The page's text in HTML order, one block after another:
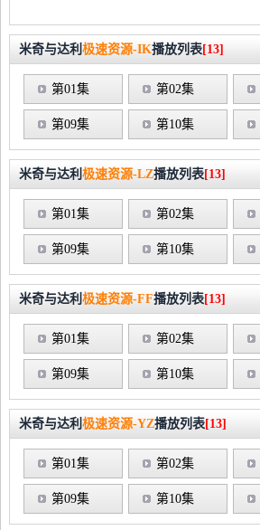
米奇与达利 极速资源-IK播放列表[13]
第01集 第02集
第09集 第10集
米奇与达利 极速资源-LZ播放列表[13]
第01集 第02集
第09集 第10集
米奇与达利 极速资源-FF播放列表[13]
第01集 第02集
第09集 第10集
米奇与达利 极速资源-YZ播放列表[13]
第01集 第02集
第09集 第10集